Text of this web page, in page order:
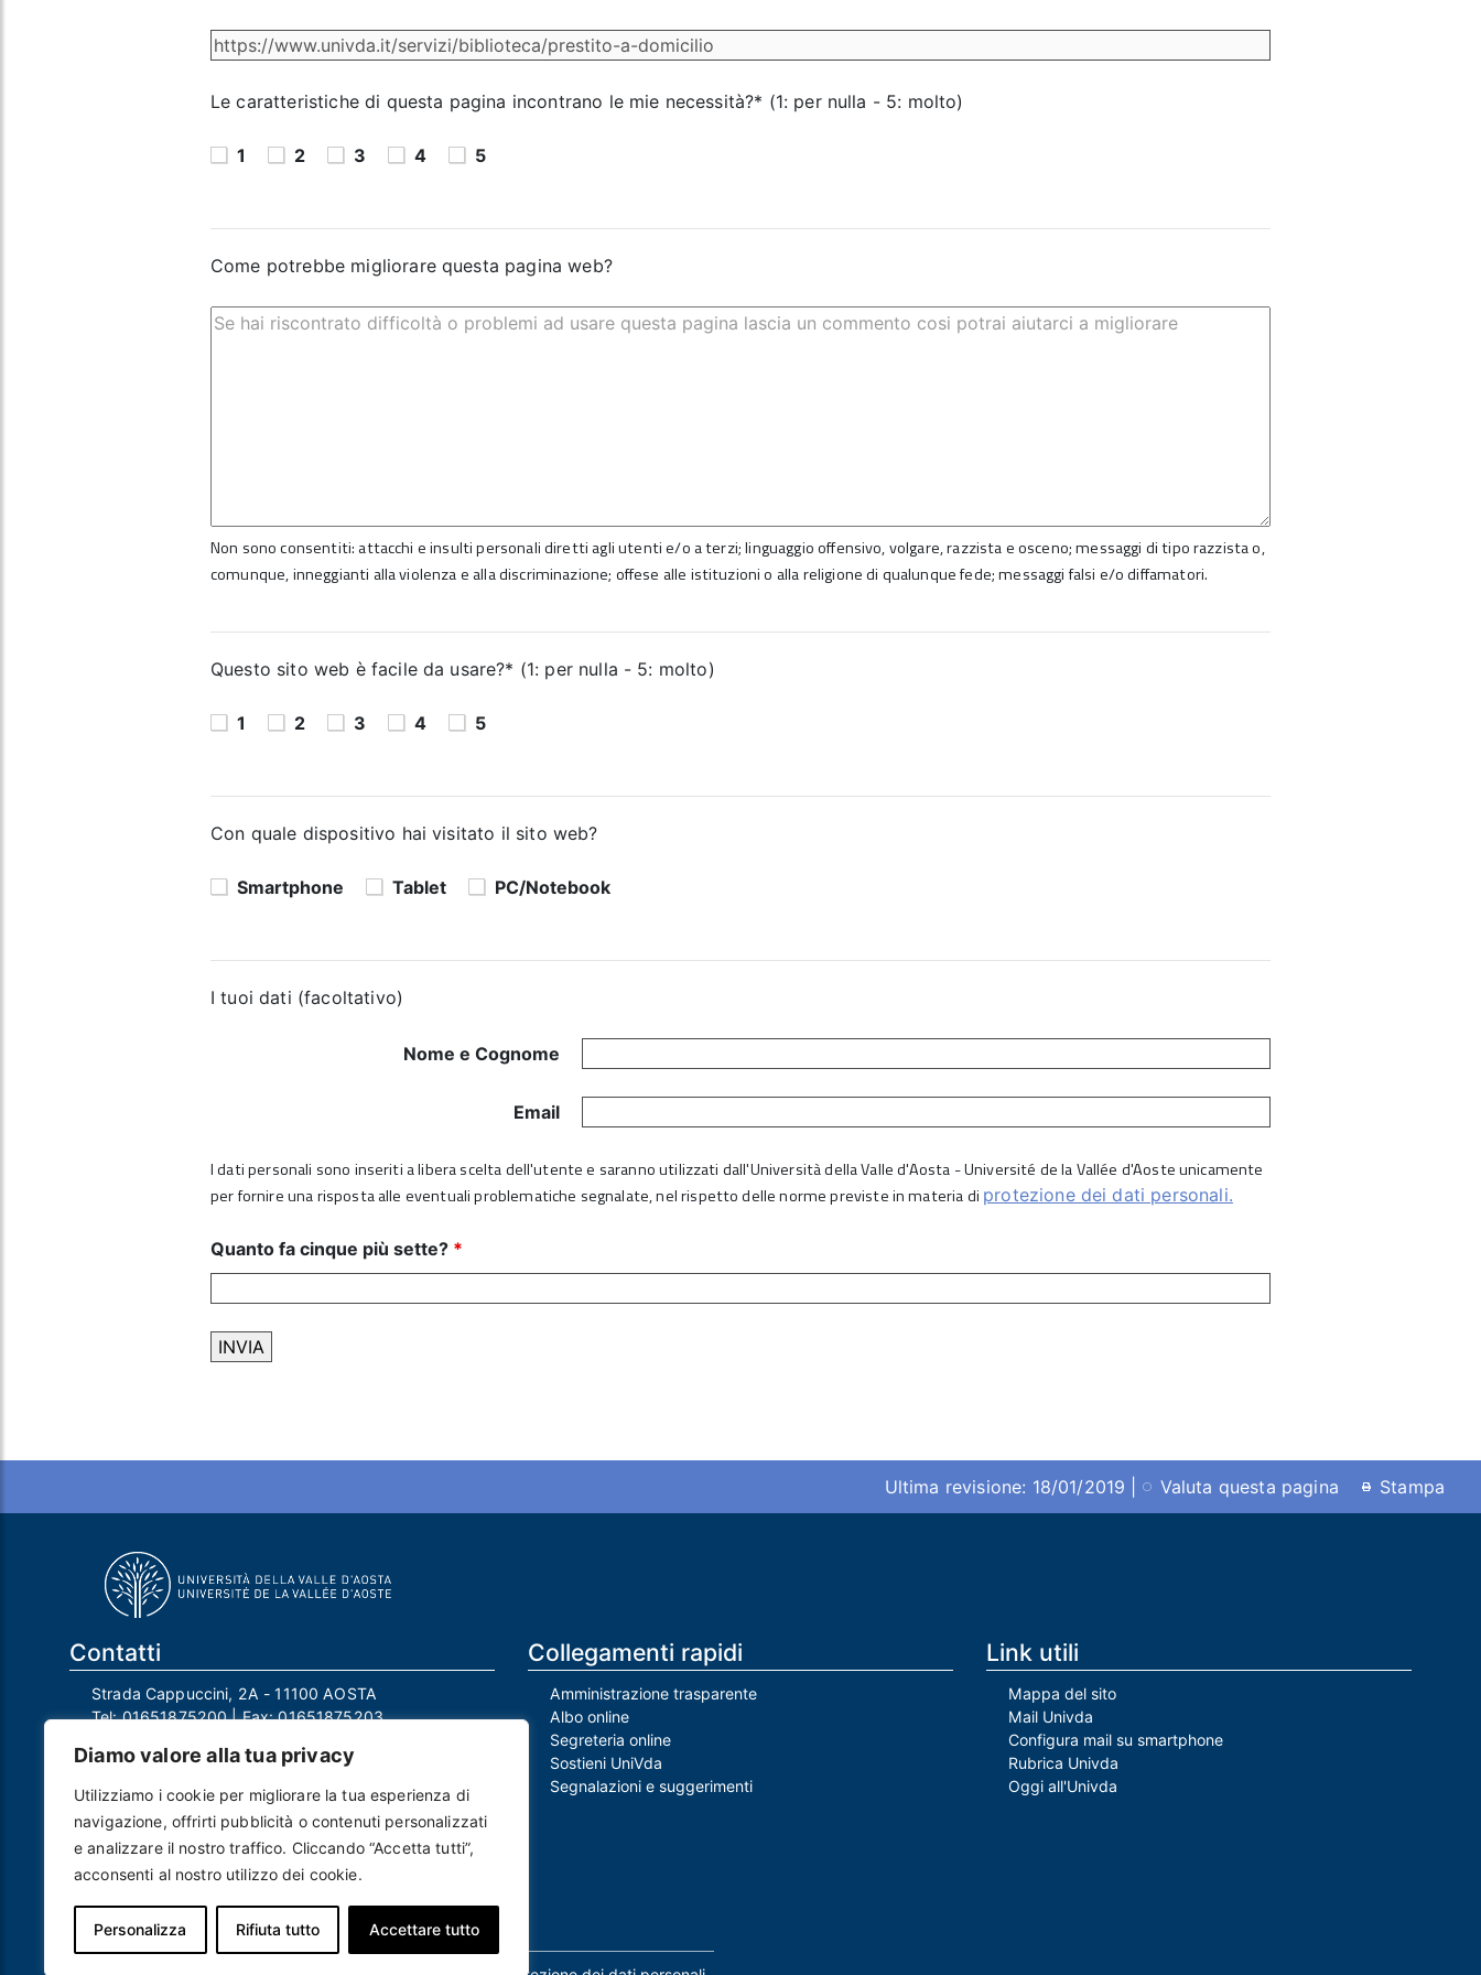
Diamo valore alla tua privacy
Utilizziamo i cookie per migliorare la tua esperienza di
navigazione, offrirti pubblicità o contenuti personalizzati
e analizzare il nostro traffico. Cliccando “Accetta tutti”,
acconsenti al nostro utilizzo dei cookie.
Personalizza Rifiuta tutto Accettare tutto
Le caratteristiche di questa pagina incontrano le mie necessità?* (1: per nulla - 5: molto)
1 2 3 4 5
Come potrebbe migliorare questa pagina web?
Non sono consentiti: attacchi e insulti personali diretti agli utenti e/o a terzi; linguaggio offensivo, volgare, razzista e osceno; messaggi di tipo razzista o,
comunque, inneggianti alla violenza e alla discriminazione; offese alle istituzioni o alla religione di qualunque fede; messaggi falsi e/o diffamatori.
Questo sito web è facile da usare?* (1: per nulla - 5: molto)
1 2 3 4 5
Con quale dispositivo hai visitato il sito web?
Smartphone Tablet PC/Notebook
I tuoi dati (facoltativo)
Nome e Cognome
Email
I dati personali sono inseriti a libera scelta dell'utente e saranno utilizzati dall'Università della Valle d'Aosta - Université de la Vallée d'Aoste unicamente
per fornire una risposta alle eventuali problematiche segnalate, nel rispetto delle norme previste in materia di protezione dei dati personali.
Quanto fa cinque più sette? *
Ultima revisione: 18/01/2019 | Valuta questa pagina Stampa
Contatti
Strada Cappuccini, 2A - 11100 AOSTA
Tel:01651875200| Fax:01651875203
Mail Responsabile Protezione dei Dati:
rpd@univda.it
Posta certificata:protocollo@pec.univda.it
P.IVA 01040890079 e C.F. 91041130070
Codice Univoco Ufficio: UF2EU2
Nome ufficio: Uff_eFatturaPA
Codice IPA: uvdau_ao
Collegamenti rapidi
Amministrazione trasparente
Albo online
Segreteria online
Sostieni UniVda
Segnalazioni e suggerimenti
Link utili
Mappa del sito
Mail Univda
Configura mail su smartphone
Rubrica Univda
Oggi all'Univda